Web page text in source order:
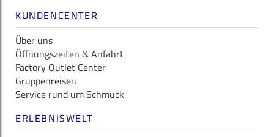
KUNDENCENTER
Über uns
Öffnungszeiten & Anfahrt
Factory Outlet Center
Gruppenreisen
Service rund um Schmuck
ERLEBNISWELT